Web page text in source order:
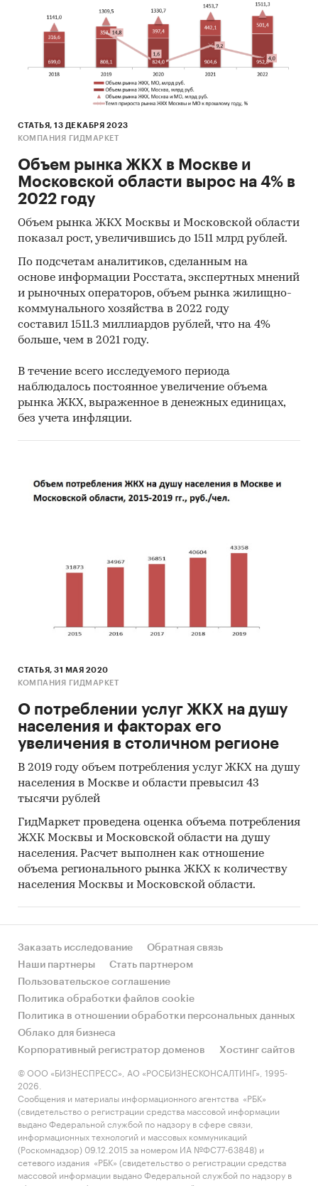
СТАТЬЯ, 13 ДЕКАБРЯ 2023
КОМПАНИЯ ГИДМАРКЕТ
Объем рынка ЖКХ в Москве и
Московской области вырос на 4% в
2022 году
Объем рынка ЖКХ Москвы и Московской области
показал рост, увеличившись до 1511 млрд рублей.
По подсчетам аналитиков, сделанным на
основе информации Росстата, экспертных мнений
и рыночных операторов, объем рынка жилищно-
коммунального хозяйства в 2022 году
составил 1511.3 миллиардов рублей, что на 4%
больше, чем в 2021 году.
В течение всего исследуемого периода
наблюдалось постоянное увеличение объема
рынка ЖКХ, выраженное в денежных единицах,
без учета инфляции.
СТАТЬЯ, 31 МАЯ 2020
КОМПАНИЯ ГИДМАРКЕТ
О потреблении услуг ЖКХ на душу
населения и факторах его
увеличения в столичном регионе
В 2019 году объем потребления услуг ЖКХ на душу
населения в Москве и области превысил 43
тысячи рублей
ГидМаркет проведена оценка объема потребления
ЖХК Москвы и Московской области на душу
населения. Расчет выполнен как отношение
объема регионального рынка ЖКХ к количеству
населения Москвы и Московской области.
Заказать исследование
Обратная связь
Наши партнеры
Стать партнером
Пользовательское соглашение
Политика обработки файлов cookie
Политика в отношении обработки персональных данных
Облако для бизнеса
Корпоративный регистратор доменов
Хостинг сайтов
© ООО «БИЗНЕСПРЕСС», АО «РОСБИЗНЕСКОНСАЛТИНГ», 1995-
2026.
Сообщения и материалы информационного агентства «РБК»
(свидетельство о регистрации средства массовой информации
выдано Федеральной службой по надзору в сфере связи,
информационных технологий и массовых коммуникаций
(Роскомнадзор) 09.12.2015 за номером ИА №ФС77-63848) и
сетевого издания «РБК» (свидетельство о регистрации средства
массовой информации выдано Федеральной службой по надзору в